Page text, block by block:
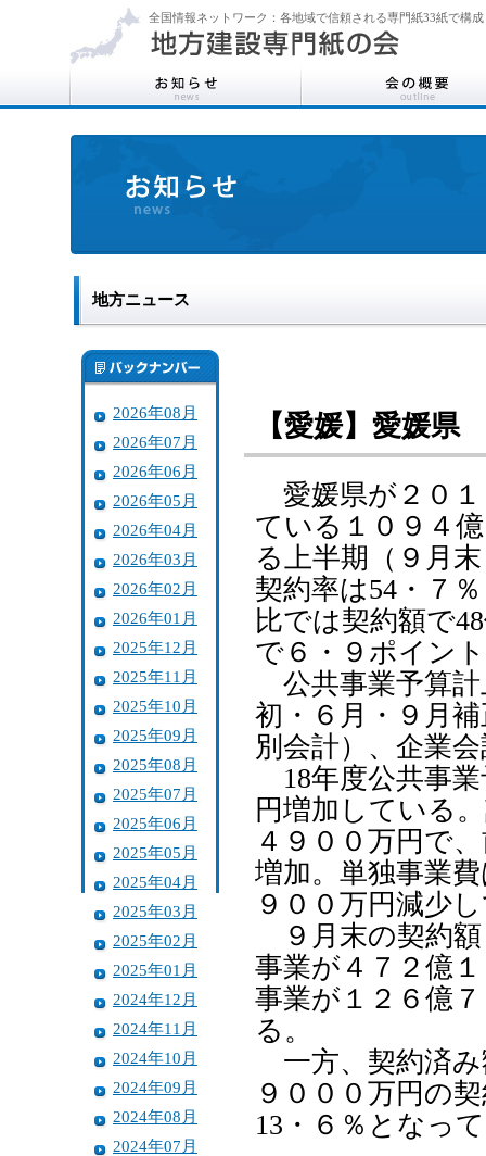
全国情報ネットワーク：各地域で信頼される専門紙33紙で構成
地方ニュース
2026年08月
2026年07月
2026年06月
2026年05月
2026年04月
2026年03月
2026年02月
2026年01月
2025年12月
2025年11月
2025年10月
2025年09月
2025年08月
2025年07月
2025年06月
2025年05月
2025年04月
2025年03月
2025年02月
2025年01月
2024年12月
2024年11月
2024年10月
2024年09月
2024年08月
2024年07月
【愛媛】愛媛
愛媛県が２０１
ている１０９４
る上半期（９月
契約率は54・７
比では契約額で
で６・９ポイン
公共事業予算計
初・６月・９月
別会計）、企業
18年度公共事業
円増加している
４９００万円で
増加。単独事業
９００万円減少
９月末の契約額
事業が４７２億
事業が１２６億
る。
一方、契約済み
９０００万円の
13・６％となっ